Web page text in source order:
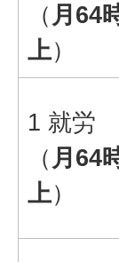
（ 月64
上）
1 就労
（ 月64
上）